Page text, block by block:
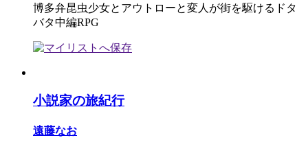
博多弁昆虫少女とアウトローと変人が街を駆けるドタ
バタ中編RPG
小説家の旅紀行
遠藤なお